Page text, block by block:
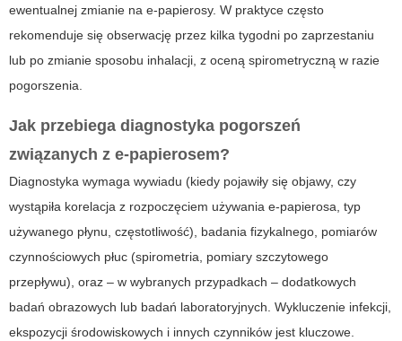
ewentualnej zmianie na e-papierosy. W praktyce często
rekomenduje się obserwację przez kilka tygodni po zaprzestaniu
lub po zmianie sposobu inhalacji, z oceną spirometryczną w razie
pogorszenia.
Jak przebiega diagnostyka pogorszeń
związanych z e-papierosem?
Diagnostyka wymaga wywiadu (kiedy pojawiły się objawy, czy
wystąpiła korelacja z rozpoczęciem używania e-papierosa, typ
używanego płynu, częstotliwość), badania fizykalnego, pomiarów
czynnościowych płuc (spirometria, pomiary szczytowego
przepływu), oraz – w wybranych przypadkach – dodatkowych
badań obrazowych lub badań laboratoryjnych. Wykluczenie infekcji,
ekspozycji środowiskowych i innych czynników jest kluczowe.